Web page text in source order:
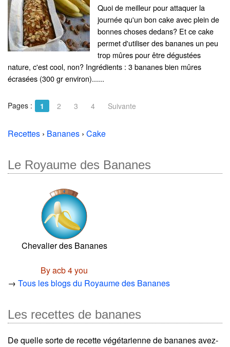
Quoi de meilleur pour attaquer la
journée qu'un bon cake avec plein de
bonnes choses dedans? Et ce cake
permet d'utiliser des bananes un peu
trop mûres pour être dégustées
nature, c'est cool, non? Ingrédients : 3 bananes bien mûres
écrasées (300 gr environ)......
Pages : 1 2 3 4 Suivante
Recettes › Bananes › Cake
Le Royaume des Bananes
Chevalier des Bananes
By acb 4 you
→ Tous les blogs du Royaume des Bananes
Les recettes de bananes
De quelle sorte de recette végétarienne de bananes avez-